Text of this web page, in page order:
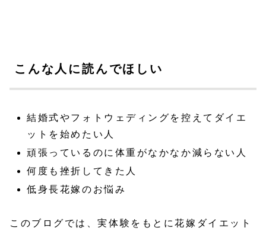
こんな人に読んでほしい
結婚式やフォトウェディングを控えてダイエ
ットを始めたい人
頑張っているのに体重がなかなか減らない人
何度も挫折してきた人
低身長花嫁のお悩み
このブログでは、実体験をもとに花嫁ダイエット